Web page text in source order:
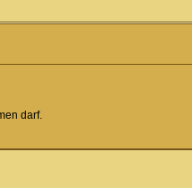
darf.